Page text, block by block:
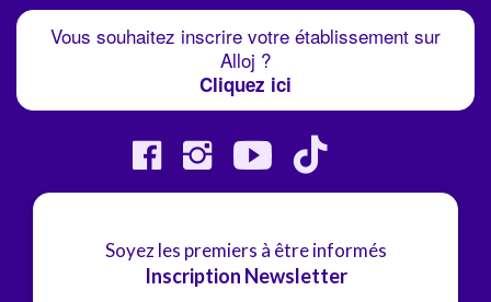
Vous souhaitez inscrire votre établissement sur
Alloj ?
Cliquez ici
Soyez les premiers à être informés
Inscription Newsletter